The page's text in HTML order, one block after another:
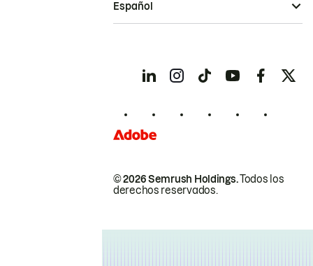
© 2026 Semrush Holdings.Todos los
derechos reservados.
Español